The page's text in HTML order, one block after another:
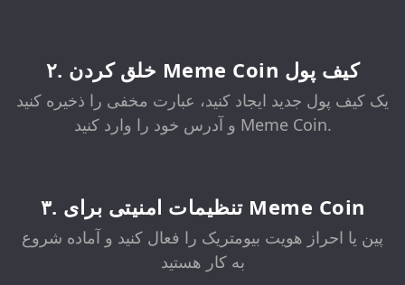
۲. خلق کردن Meme Coin کیف پول
یک کیف پول جدید ایجاد کنید، عبارت مخفی را ذخیره کنید
و آدرس خود را وارد کنید Meme Coin.
۳. تنظیمات امنیتی برای Meme Coin
پین یا احراز هویت بیومتریک را فعال کنید و آماده شروع
به کار هستید